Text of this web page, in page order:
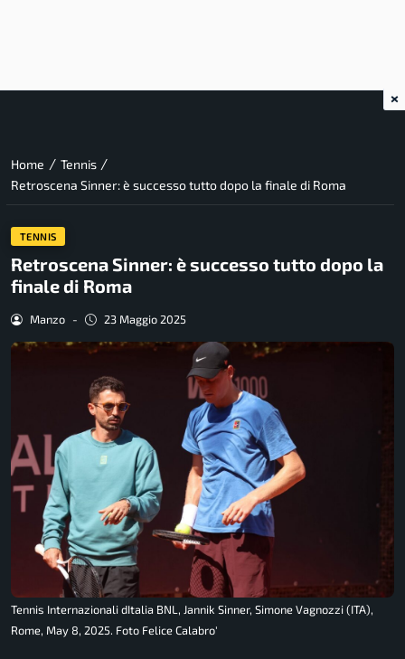
Home / Tennis /
Retroscena Sinner: è successo tutto dopo la finale di Roma
TENNIS
Retroscena Sinner: è successo tutto dopo la
finale di Roma
Manzo - 23 Maggio 2025
Tennis Internazionali dItalia BNL, Jannik Sinner, Simone Vagnozzi (ITA),
Rome, May 8, 2025. Foto Felice Calabro'
×